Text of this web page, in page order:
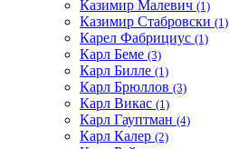
Казимир Малевич (1)
Казимир Стабровски (1)
Карел Фабрициус (1)
Карл Беме (3)
Карл Билле (1)
Карл Брюллов (3)
Карл Викас (1)
Карл Гауптман (4)
Карл Калер (2)